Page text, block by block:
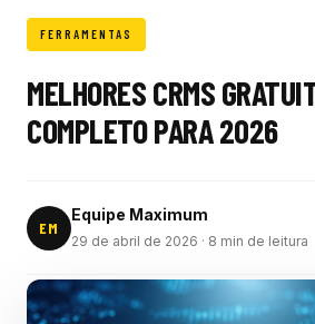
FERRAMENTAS
MELHORES CRMS
COMPLETO PARA 2026
EM
Equipe Maximum
29 de abril de 2026 · 8 min de leitura